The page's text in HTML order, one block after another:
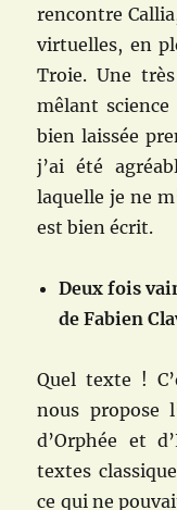
rencontre
virtuelles, en
Troie. Une
mêlant
bien laissée
j’ai été
laquelle je ne
est bien écrit.
Deux fois
de Fabien
Quel texte !
nous propose
d’Orphée et
textes
ce qui ne